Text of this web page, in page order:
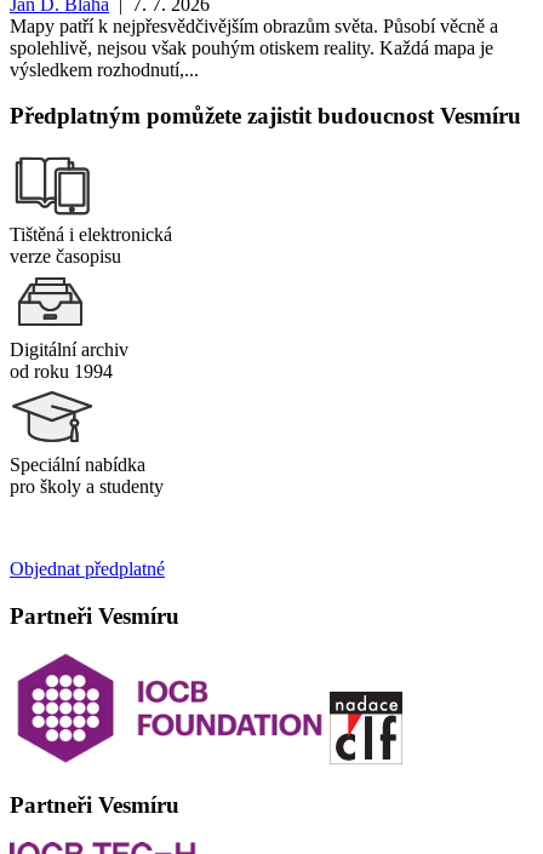
Mapy patří k nejpřesvědčivějším obrazům světa. Působí věcně a
spolehlivě, nejsou však pouhým otiskem reality. Každá mapa je
výsledkem rozhodnutí,...
Předplatným pomůžete zajistit budoucnost Vesmíru
Tištěná i elektronická
verze časopisu
Digitální archiv
od roku 1994
Speciální nabídka
pro školy a studenty
Objednat předplatné
Partneři Vesmíru
Partneři Vesmíru